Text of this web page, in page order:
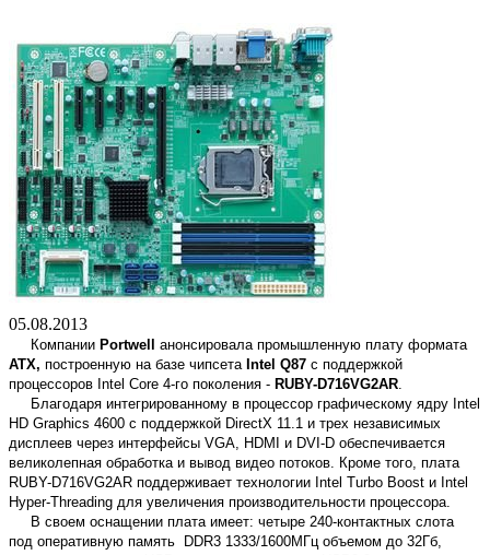
05.08.2013
Компании Portwell анонсировала промышленную плату формата
ATX, построенную на базе чипсета Intel Q87 с поддержкой
процессоров Intel Core 4-го поколения - RUBY-D716VG2AR
Благодаря интегрированному в процессор графическому ядру Intel
HD Graphics 4600 с поддержкой DirectX 11.1 и трех независимых
дисплеев через интерфейсы VGA, HDMI и DVI-D обеспечивается
великолепная обработка и вывод видео потоков. Кроме того, плата
RUBY-D716VG2AR поддерживает технологии Intel Turbo Boost и Intel
Hyper-Threading для увеличения производительности процессора.
В своем оснащении плата имеет: четыре 240-контактных слота
под оперативную память DDR3 1333/1600МГц объемом до 32Гб,